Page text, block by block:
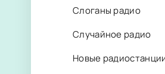
Слоганы радио
Случайное радио
Новые